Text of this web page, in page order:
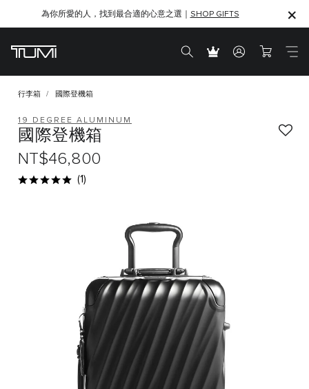
SHOP GIFTS
為你所愛的人，找到最合適的心意之選｜ SHOP GIFTS
行李箱 國際登機箱
19 DEGREE ALUMINUM
國際登機箱
NT$46,800
(1)